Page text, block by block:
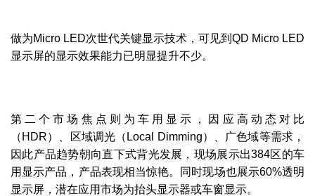
做为Micro LED次世代关键显示技术，可见到QD Micro LED
显示屏的显示效果能力已明显提升不少。
第二个市场焦点则为车用显示，因应高动态对比
（HDR）、区域调光（Local Dimming）、广色域等需求，
因此产品趋势朝向直下式背光发展，现场展示出384区的车
用显示产品，产品表现相当惊艳。同时现场也展示60%透明
显示屏，潜在应用市场为抬头显示器或车窗显示。